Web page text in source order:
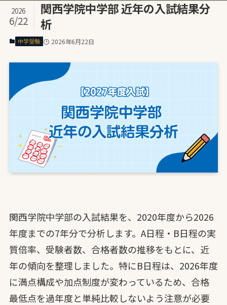
関西学院中学部 近年の入試結果分
析
2026
6/22
中学受験 2026年6月22日
関西学院中学部の入試結果を、2020年度から2026
年度までの7年分で分析します。A日程・B日程の実
質倍率、受験者数、合格者数の推移をもとに、近
年の傾向を整理しました。特にB日程は、2026年度
に満点構成や加点制度が変わっているため、合格
最低点を過年度と単純比較しないよう注意が必要